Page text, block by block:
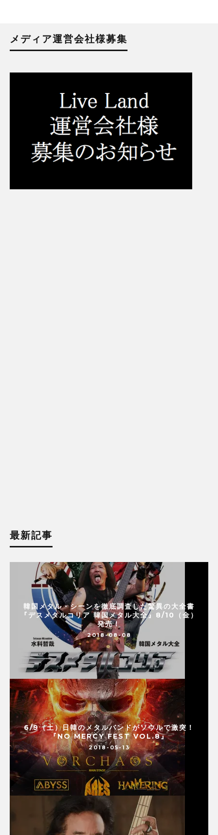
メディア運営会社様募集
最新記事
韓国メタル・シーンを徹底調査した驚異の大全書
『デスメタルコリア 韓国メタル大全』8/10（金）
発売！
2018-08-08
6/9（土）日韓のメタルバンドがソウルで激突！
『NO MERCY FEST VOL.8』
2018-05-13